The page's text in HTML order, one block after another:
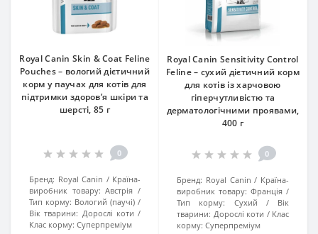
Royal Canin Skin & Coat Feline
Pouches – вологий дієтичний
корм у паучах для котів для
підтримки здоров’я шкіри та
шерсті, 85 г
0
Бренд: Royal Canin
Країна-
виробник товару: Австрія
Тип корму: Вологий (паучі)
Вік тварини: Дорослі коти
Клас корму: Суперпреміум
Royal Canin Sensitivity Control
Feline – сухий дієтичний корм
для котів із харчовою
гіперчутливістю та
дерматологічними проявами,
400 г
0
Бренд: Royal Canin
Країна-
виробник товару: Франція
Тип корму:
Сухий
Вік
тварини: Дорослі коти
Клас
корму: Суперпреміум